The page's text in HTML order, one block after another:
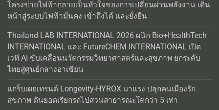
โครงข่ายไฟฟ้ากลายเป็นหัวใจของการเปลี่ยนผ่านพลังงาน เดิน
หน้าสู่ระบบไฟฟ้ามั่นคง เข้าถึงได้ และยั่งยืน
Thailand LAB INTERNATIONAL 2026 ผนึก Bio+HealthTech
INTERNATIONAL และ FutureCHEM INTERNATIONAL เปิด
เวที AI ขับเคลื่อนนวัตกรรมวิทยาศาสตร์และสุขภาพ ยกระดับ
ไทยสู่ศูนย์กลางอาเซียน
แกร็บเผยเทรนด์ Longevity-HYROX มาแรง ปลุกคนเมืองรัก
สุขภาพ ดันยอดเรียกรถไปสวนสาธารณะโตกว่า 5 เท่า